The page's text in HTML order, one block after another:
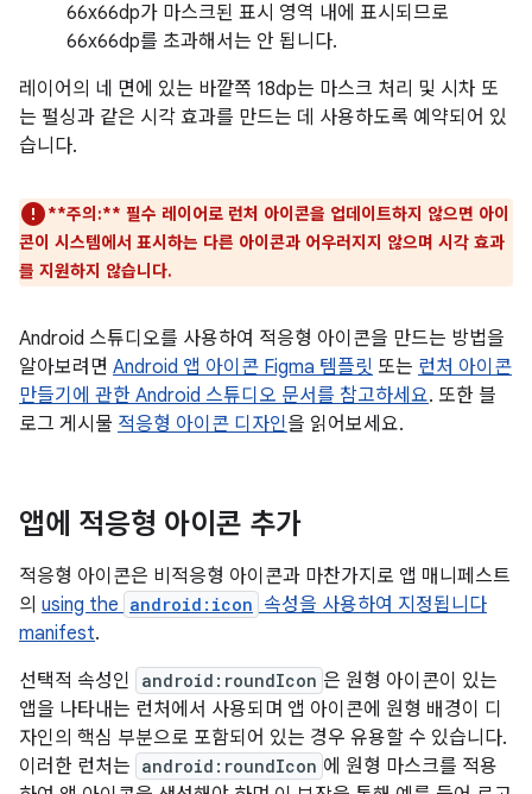
66x66dp가 마스크된 표시 영역 내에 표시되므로
66x66dp를 초과해서는 안 됩니다.
레이어의 네 면에 있는 바깥쪽 18dp는 마스크 처리 및 시차 또
는 펄싱과 같은 시각 효과를 만드는 데 사용하도록 예약되어 있
습니다.
**주의:** 필수 레이어로 런처 아이콘을 업데이트하지 않으면 아이
콘이 시스템에서 표시하는 다른 아이콘과 어우러지지 않으며 시각 효과
를 지원하지 않습니다.
Android 스튜디오를 사용하여 적응형 아이콘을 만드는 방법을
알아보려면 Android 앱 아이콘 Figma 템플릿 또는 런처 아이콘
만들기에 관한 Android 스튜디오 문서를 참고하세요. 또한 블
로그 게시물 적응형 아이콘 디자인을 읽어보세요.
앱에 적응형 아이콘 추가
적응형 아이콘은 비적응형 아이콘과 마찬가지로 앱 매니페스트
의 using the android:icon 속성을 사용하여 지정됩니다
manifest.
선택적 속성인
android:roundIcon 은 원형 아이콘이 있는
앱을 나타내는 런처에서 사용되며 앱 아이콘에 원형 배경이 디
자인의 핵심 부분으로 포함되어 있는 경우 유용할 수 있습니다.
이러한 런처는 android:roundIcon 에 원형 마스크를 적용